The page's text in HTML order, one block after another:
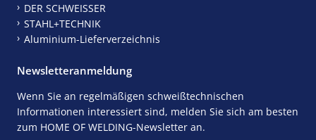
DER SCHWEISSER
STAHL+TECHNIK
Aluminium-Lieferverzeichnis
Newsletteranmeldung
Wenn Sie an regelmäßigen schweißtechnischen
Informationen interessiert sind, melden Sie sich am besten
zum HOME OF WELDING-Newsletter an.